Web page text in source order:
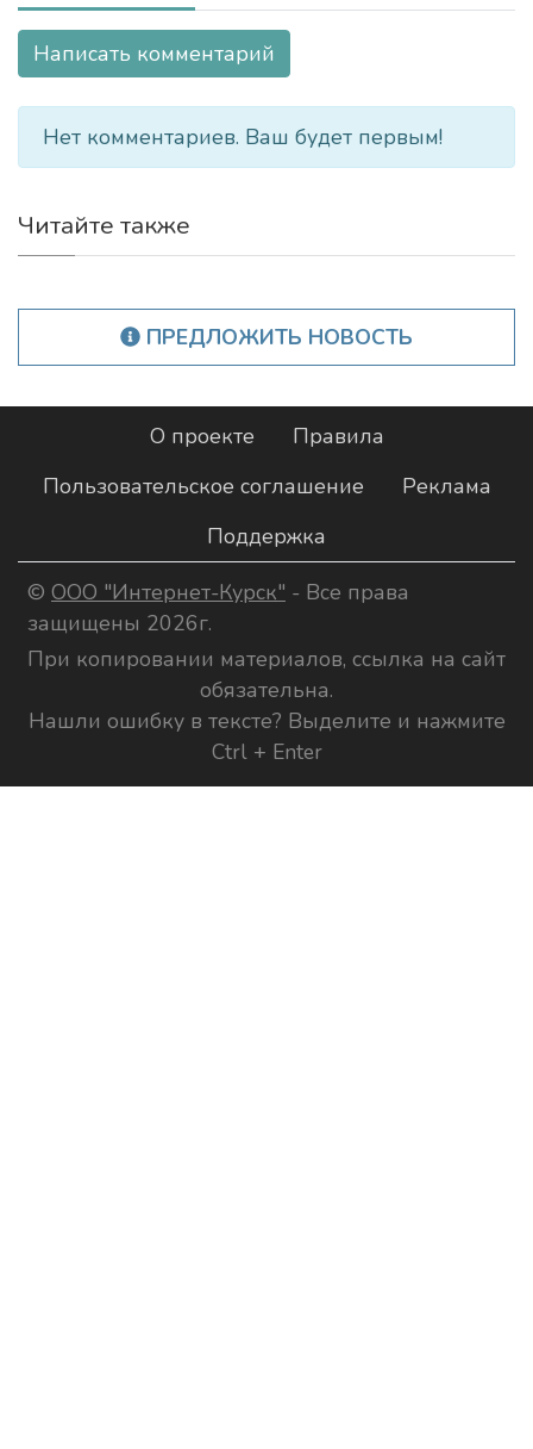
Написать комментарий
Нет комментариев. Ваш будет первым!
Читайте также
ПРЕДЛОЖИТЬ НОВОСТЬ
О проекте
Правила
Пользовательское соглашение
Реклама
Поддержка
© ООО "Интернет-Курск" - Все права
защищены 2026г.
При копировании материалов, ссылка на сайт
обязательна.
Нашли ошибку в тексте? Выделите и нажмите
Ctrl + Enter